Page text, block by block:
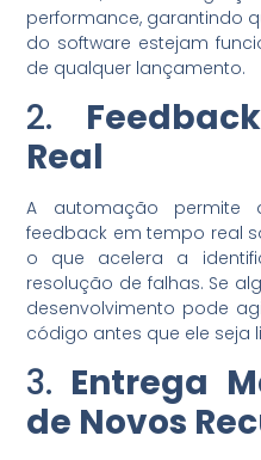
performance, garantindo
do software estejam
de qualquer lançamento.
2.
Real
A automação permite
feedback em tempo real
o que acelera a
resolução de falhas. Se
desenvolvimento pode
código antes que ele
3. Entrega
de Novos